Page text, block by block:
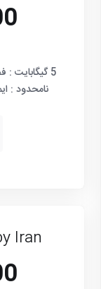
نامحدود :
Iran